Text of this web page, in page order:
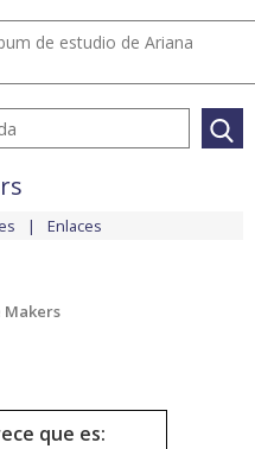
de estudio de Ariana
Enlaces
Makers
que es: